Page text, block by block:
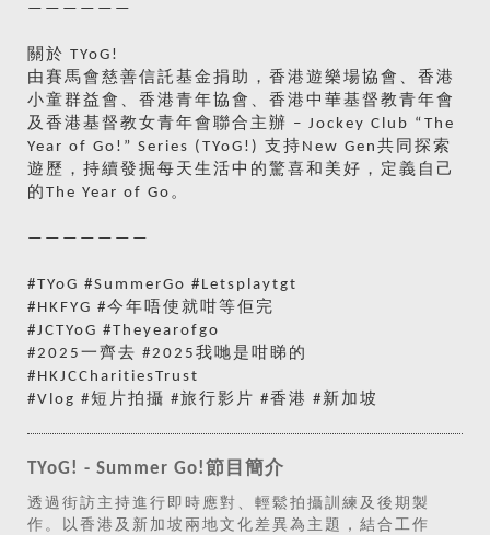
——————
關於 TYoG!
由賽馬會慈善信託基金捐助，香港遊樂場協會、香港
小童群益會、香港青年協會、香港中華基督教青年會
及香港基督教女青年會聯合主辦 – Jockey Club “The
Year of Go!” Series (TYoG!) 支持New Gen共同探索
遊歷，持續發掘每天生活中的驚喜和美好，定義自己
的The Year of Go。
———————
#TYoG #SummerGo #Letsplaytgt
#HKFYG #今年唔使就咁等佢完
#JCTYoG #Theyearofgo
#2025一齊去 #2025我哋是咁睇的
#HKJCCharitiesTrust
#Vlog #短片拍攝 #旅行影片 #香港 #新加坡
TYoG! - Summer Go!節目簡介
透過街訪主持進行即時應對、輕鬆拍攝訓練及後期製
作。以香港及新加坡兩地文化差異為主題，結合工作